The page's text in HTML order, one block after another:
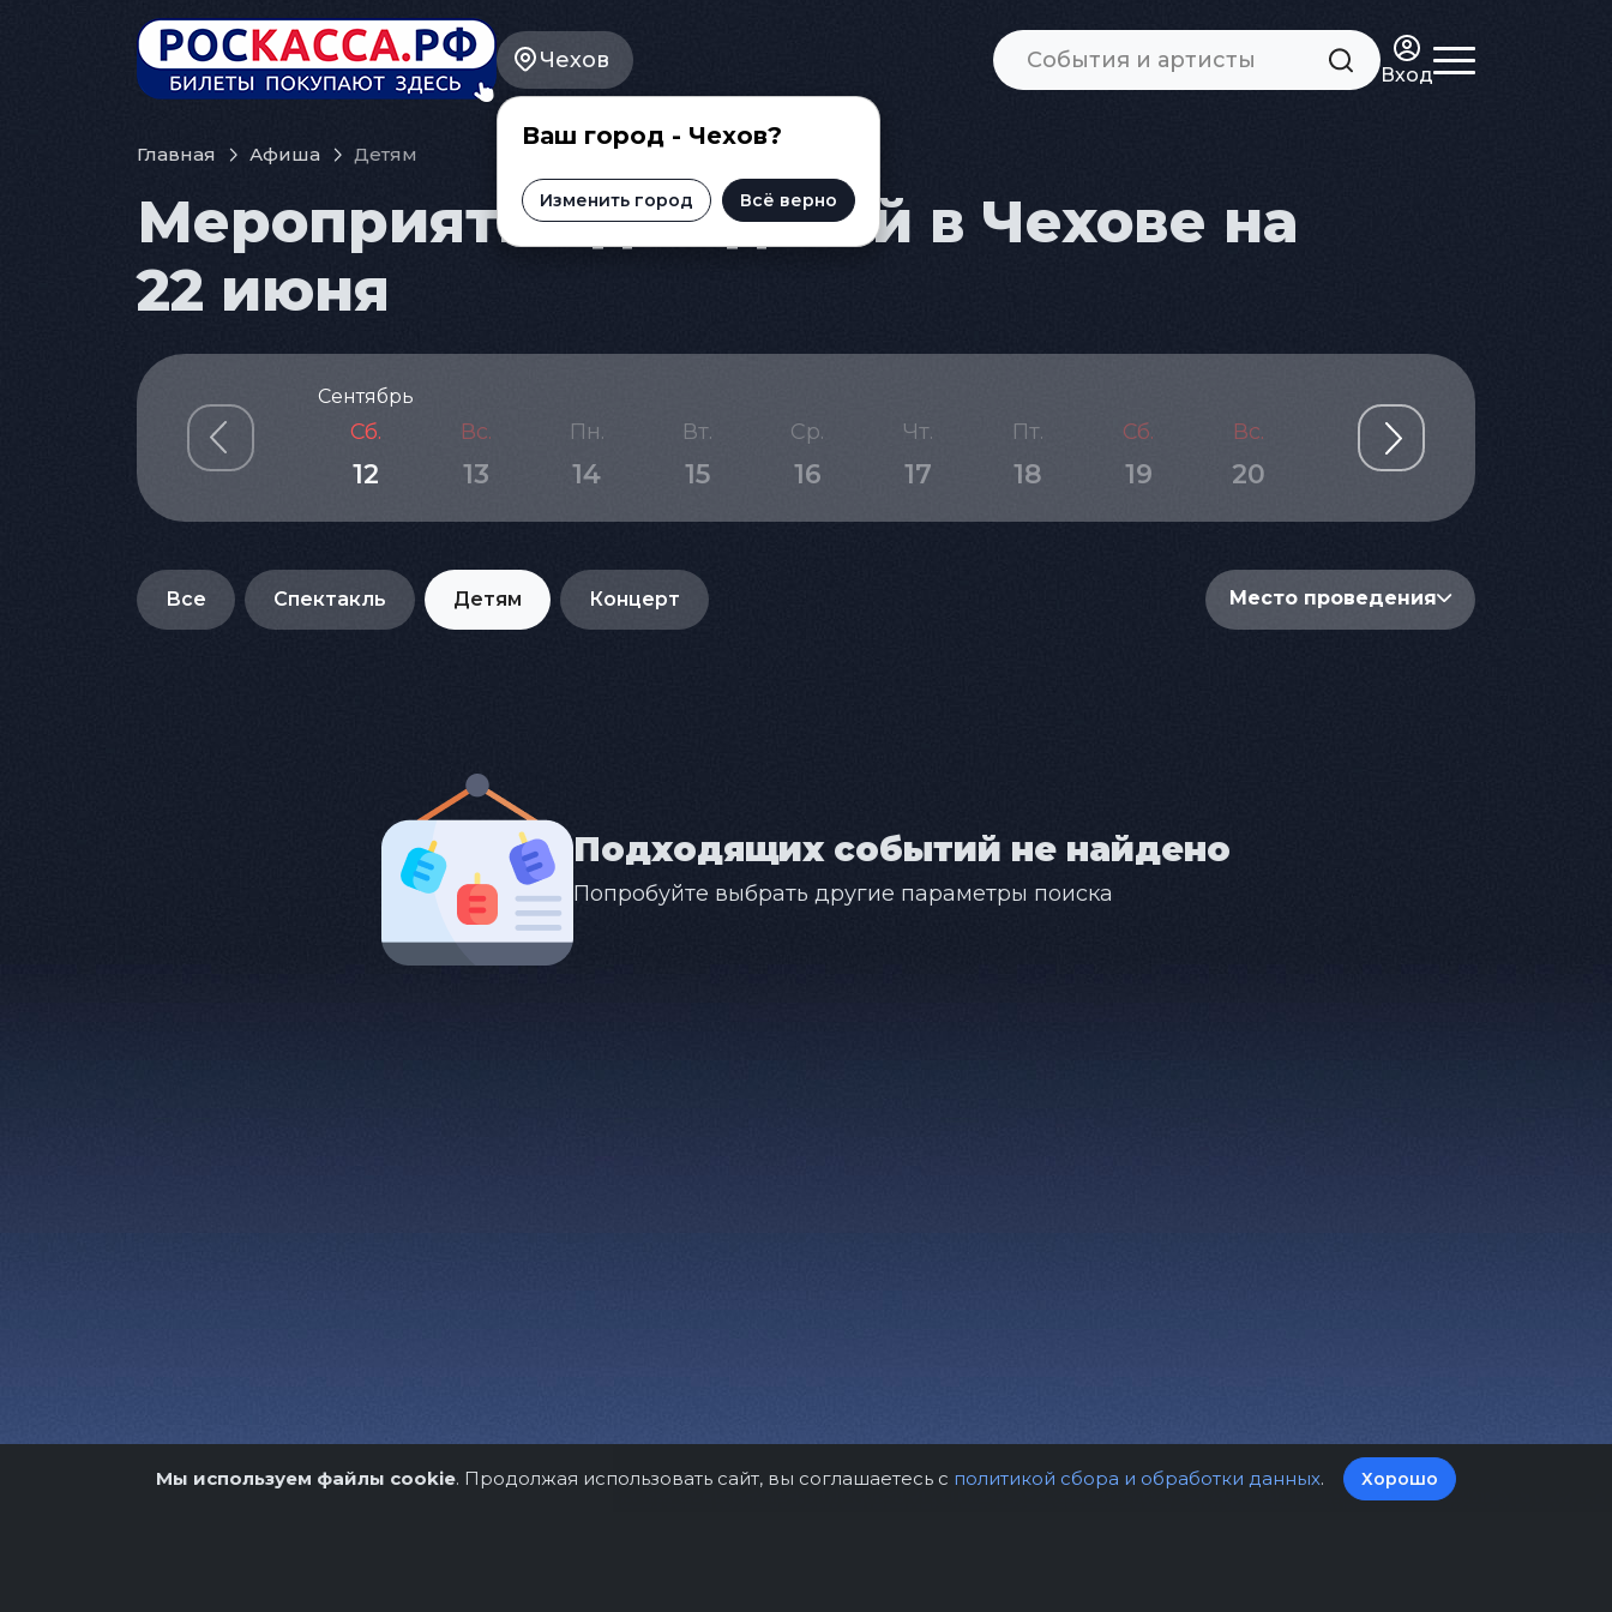
Чехов
Ваш город - Чехов?
Изменить город Всё верно
Вход
Главная Афиша Детям
Мероприятия для детей в Чехове на
22 июня
Сентябрь
Сб.
12
Вс.
13
Пн.
14
Вт.
15
Ср.
16
Чт.
17
Пт.
18
Сб.
19
Вс.
20
Пн.
21 22
Все Спектакль Детям Концерт Место проведения
Подходящих событий не найдено
Попробуйте выбрать другие параметры поиска
Мы используем файлы cookie. Продолжая использовать сайт, вы соглашаетесь с политикой сбора и обработки данных. Хорошо